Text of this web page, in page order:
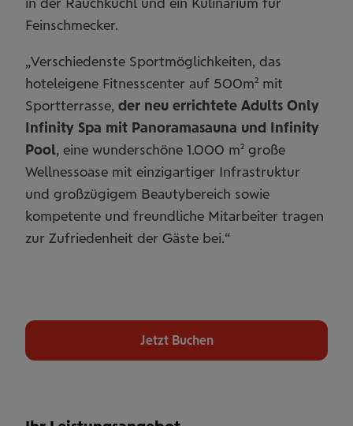
Feinschmecker.
„Verschiedenste Sportmöglichkeiten, das
hoteleigene Fitnesscenter auf 500m² mit
Sportterrasse, der neu errichtete Adults Only
Infinity Spa mit Panoramasauna und Infinity
Pool, eine wunderschöne 1.000 m² große
Wellnessoase mit einzigartiger Infrastruktur
und großzügigem Beautybereich sowie
kompetente und freundliche Mitarbeiter tragen
zur Zufriedenheit der Gäste bei.“
Jetzt Buchen